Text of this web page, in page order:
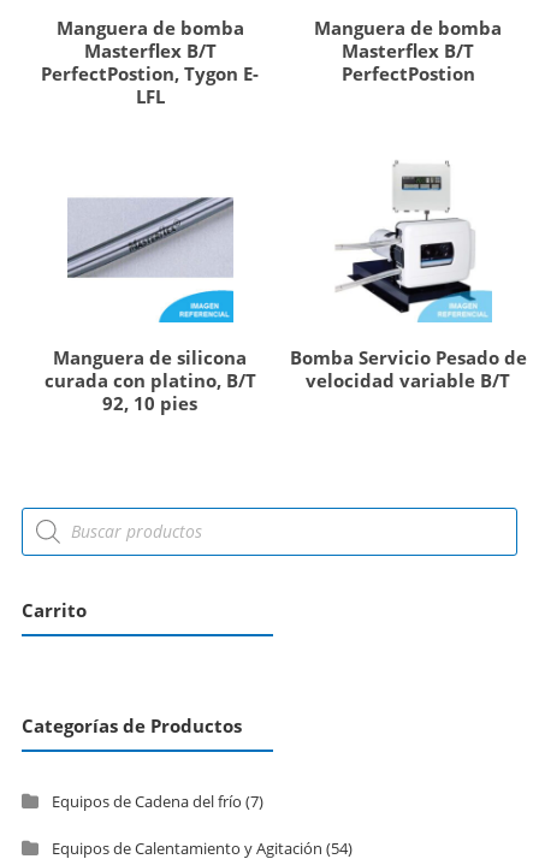
Manguera de bomba
Masterflex B/T
PerfectPostion, Tygon E-
LFL
Manguera de bomba
Masterflex B/T
PerfectPostion
Manguera de silicona
curada con platino, B/T
92, 10 pies
Bomba Servicio Pesado de
velocidad variable B/T
Carrito
Categorías de Productos
Equipos de Cadena del frío (7)
Equipos de Calentamiento y Agitación (54)